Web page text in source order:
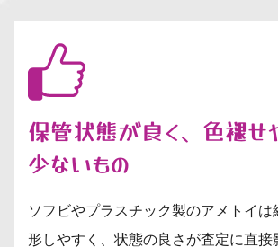
保管状態が良く、色褪せ
少ないもの
ソフビやプラスチック製のアメトイは
形しやすく、状態の良さが査定に直接